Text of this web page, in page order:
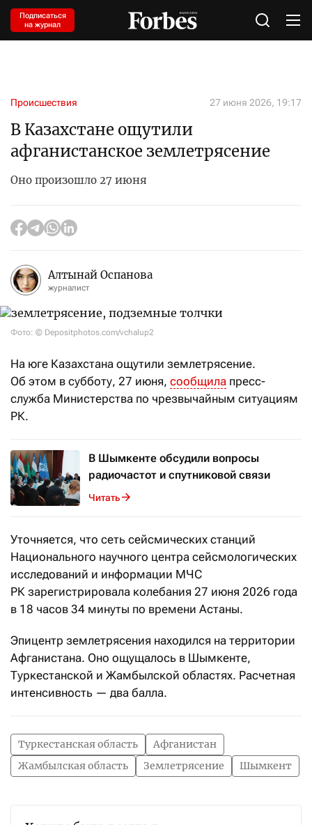
Подписаться
на журнал
Происшествия 27 июня 2026, 19:17
В Казахстане ощутили
афганистанское землетрясение
Оно произошло 27 июня
Алтынай Оспанова
журналист
Фото: © Depositphotos.com/vchalup2
На юге Казахстана ощутили землетрясение.
Об этом в субботу, 27 июня, сообщила пресс-
служба Министерства по чрезвычайным ситуациям
РК.
В Шымкенте обсудили вопросы
радиочастот и спутниковой связи
Читать
Уточняется, что сеть сейсмических станций
Национального научного центра сейсмологических
исследований и информации МЧС
РК зарегистрировала колебания 27 июня 2026 года
в 18 часов 34 минуты по времени Астаны.
Эпицентр землетрясения находился на территории
Афганистана. Оно ощущалось в Шымкенте,
Туркестанской и Жамбылской областях. Расчетная
интенсивность — два балла.
Туркестанская область
Афганистан
Жамбылская область
Землетрясение Шымкент